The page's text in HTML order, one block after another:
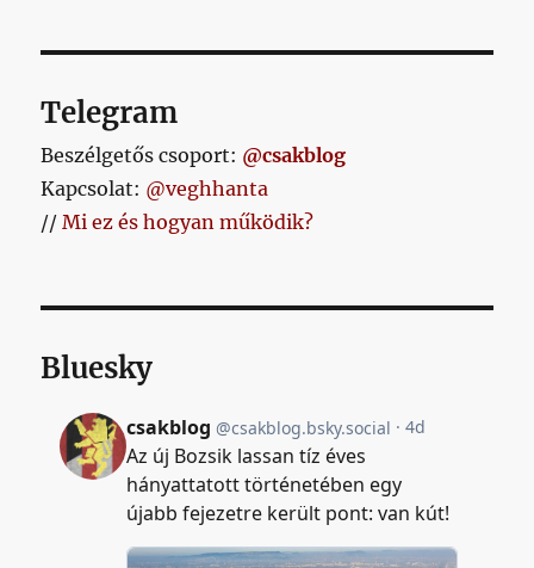
Telegram
Beszélgetős csoport: @csakblog
Kapcsolat: @veghhanta
//Mi ez és hogyan működik?
Bluesky